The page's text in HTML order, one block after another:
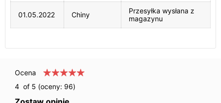
01.05.2022 Chiny
Przesyłka wysłana z
magazynu
Ocena
4 of 5 (oceny: 96)